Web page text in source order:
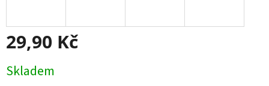
29,90 Kč
cena:
Skladem